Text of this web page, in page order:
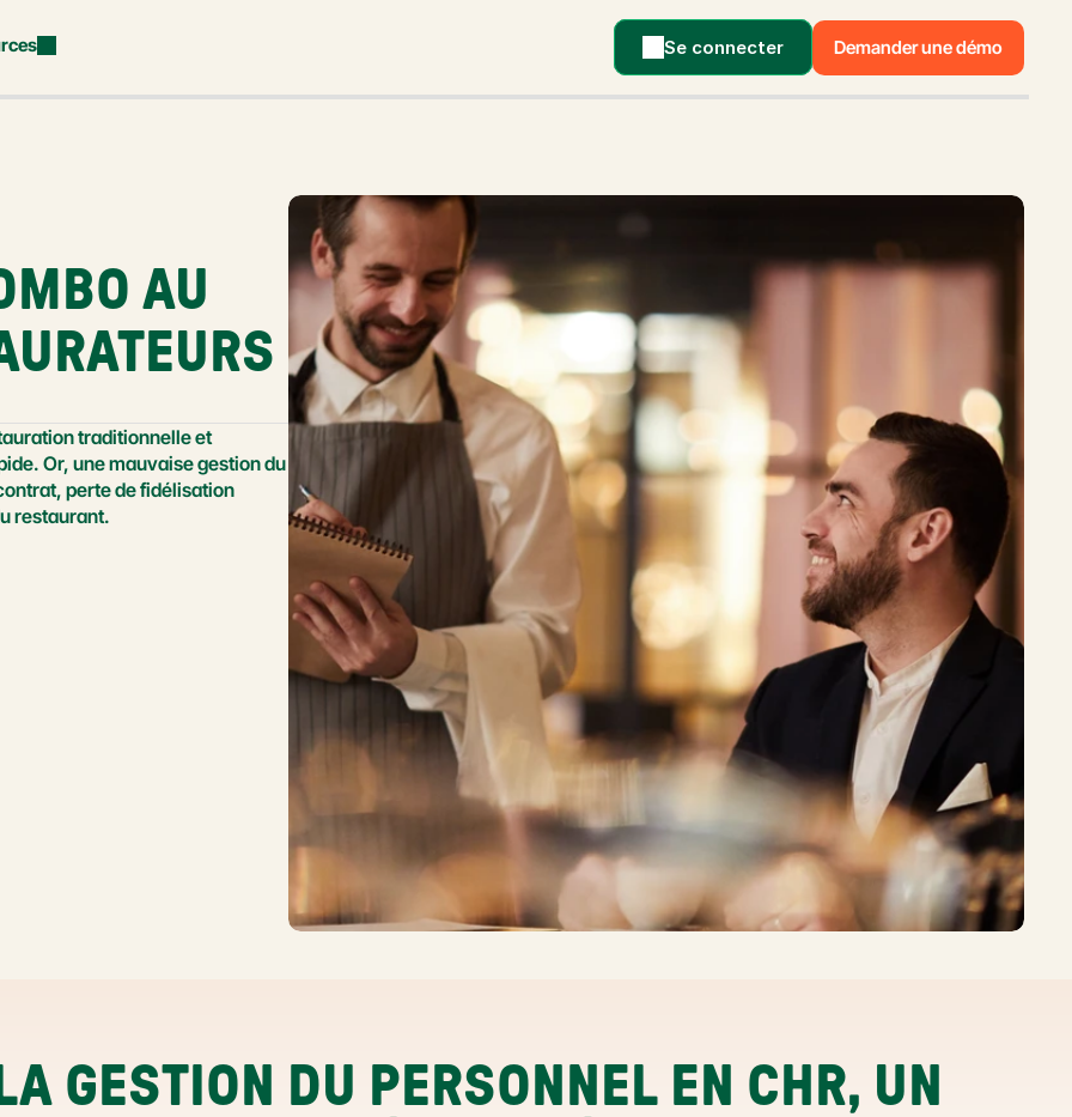
Se connecter Demander une démo
AU
traditionnelle et
Or, une mauvaise gestion du
perte de fidélisation
restaurant.
LA GESTION DU PERSONNEL EN CHR, UN